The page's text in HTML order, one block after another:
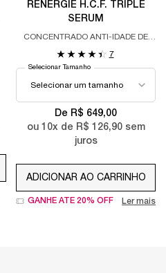
RÉNERGIE H.C.F. TRIPLE
SERUM
CONCENTRADO ANTI-IDADE DE
7
Selecionar Tamanho
De R$ 649,00
ou 10x de R$ 126,90sem
juros
ADICIONAR AO CARRINHO
GANHE ATÉ 20% OFF Ler mais